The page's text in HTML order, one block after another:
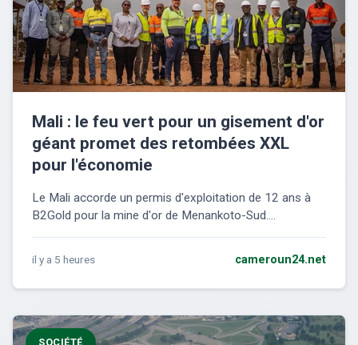
Mali : le feu vert pour un gisement d'or
géant promet des retombées XXL
pour l'économie
Le Mali accorde un permis d'exploitation de 12 ans à
B2Gold pour la mine d'or de Menankoto-Sud....
il y a 5 heures cameroun24.net
SOCIÉTÉ